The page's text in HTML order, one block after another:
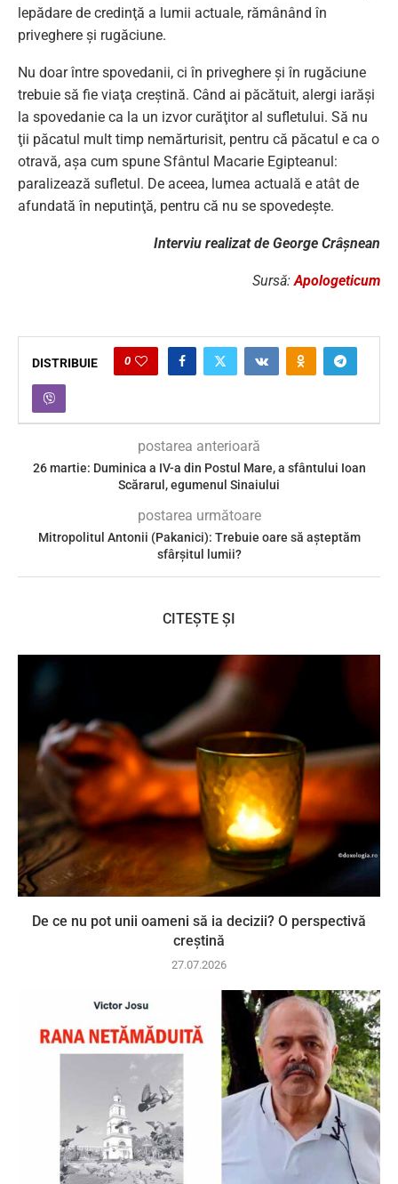
lepădare de credinţă a lumii actuale, rămânând în
priveghere şi rugăciune.
Nu doar între spovedanii, ci în priveghere şi în rugăciune
trebuie să fie viaţa creştină. Când ai păcătuit, alergi iarăşi
la spovedanie ca la un izvor curăţitor al sufletului. Să nu
ţii păcatul mult timp nemărturisit, pentru că păcatul e ca o
otravă, aşa cum spune Sfântul Macarie Egipteanul:
paralizează sufletul. De aceea, lumea actuală e atât de
afundată în neputinţă, pentru că nu se spovedeşte.
Interviu realizat de George Crâșnean
Sursă: Apologeticum
DISTRIBUIE 0
postarea anterioară
26 martie: Duminica a IV-a din Postul Mare, a sfântului Ioan
Scărarul, egumenul Sinaiului
postarea următoare
Mitropolitul Antonii (Pakanici): Trebuie oare să așteptăm
sfârșitul lumii?
CITEȘTE ȘI
De ce nu pot unii oameni să ia decizii? O perspectivă
creștină
27.07.2026